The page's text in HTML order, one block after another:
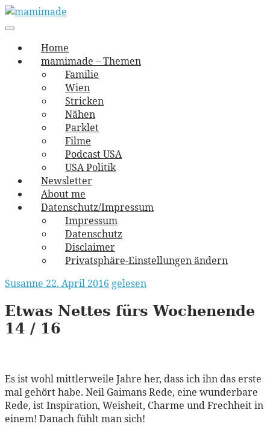
Skip
to
mamimade
vernäht und zugetextet
navigation
Menu
Home
mamimade – Themen
Familie
Wien
Stricken
Nähen
Parklet
Filme
Podcast USA
USA Politik
Newsletter
About me
Datenschutz/Impressum
Impressum
Datenschutz
Disclaimer
Privatsphäre-Einstellungen ändern
Susanne 22. April 2016 gelesen
Etwas Nettes fürs Wochenende
14 / 16
Es ist wohl mittlerweile Jahre her, dass ich ihn das erste
mal gehört habe. Neil Gaimans Rede, eine wunderbare
Rede, ist Inspiration, Weisheit, Charme und Frechheit in
einem! Danach fühlt man sich!